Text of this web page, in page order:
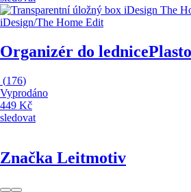
iDesign/The Home Edit
Organizér do lednice
(176)
Vyprodáno
449 Kč
sledovat
Značka Leitmotiv